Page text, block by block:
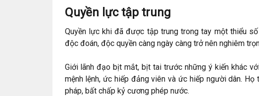
Quyền lực tập trung
Quyền lực khi đã được tập trung trong tay một thiểu
độc đoán, độc quyền càng ngày càng trở nên nghiêm
Giới lãnh đạo bịt mắt, bịt tai trước những ý kiến khác
mệnh lệnh, ức hiếp đảng viên và ức hiếp người dân.
pháp, bất chấp kỷ cương phép nước.